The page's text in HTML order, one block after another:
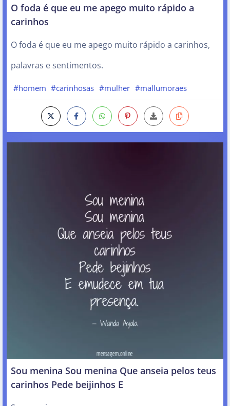
O foda é que eu me apego muito rápido a
carinhos
O foda é que eu me apego muito rápido a carinhos,
palavras e sentimentos.
#homem #carinhosas #mulher #mallumoraes
Sou menina Sou menina Que anseia pelos teus
carinhos Pede beijinhos E